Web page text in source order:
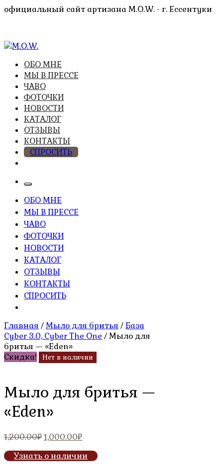
Перейти
официальный сайт артизана M.O.W. - г. Ессентуки
M.O.W.
высочайшее качество из натуральных компонентов
ОБО МНЕ
МЫ В ПРЕССЕ
ЧАВО
ФОТОЧКИ
НОВОСТИ
КАТАЛОГ
ОТЗЫВЫ
КОНТАКТЫ
СПРОСИТЬ
ОБО МНЕ
МЫ В ПРЕССЕ
ЧАВО
ФОТОЧКИ
НОВОСТИ
КАТАЛОГ
ОТЗЫВЫ
КОНТАКТЫ
СПРОСИТЬ
Главная /Мыло для бритья /База
Cyber 3.0, Cyber The One / Мыло для
бритья — «Eden»
Скидка!
Нет в наличии
Мыло для бритья —
«Eden»
1,200.00₽Первоначальная
составляла
1,000.00₽Текущая
1,000.00₽.
Узнать о наличии